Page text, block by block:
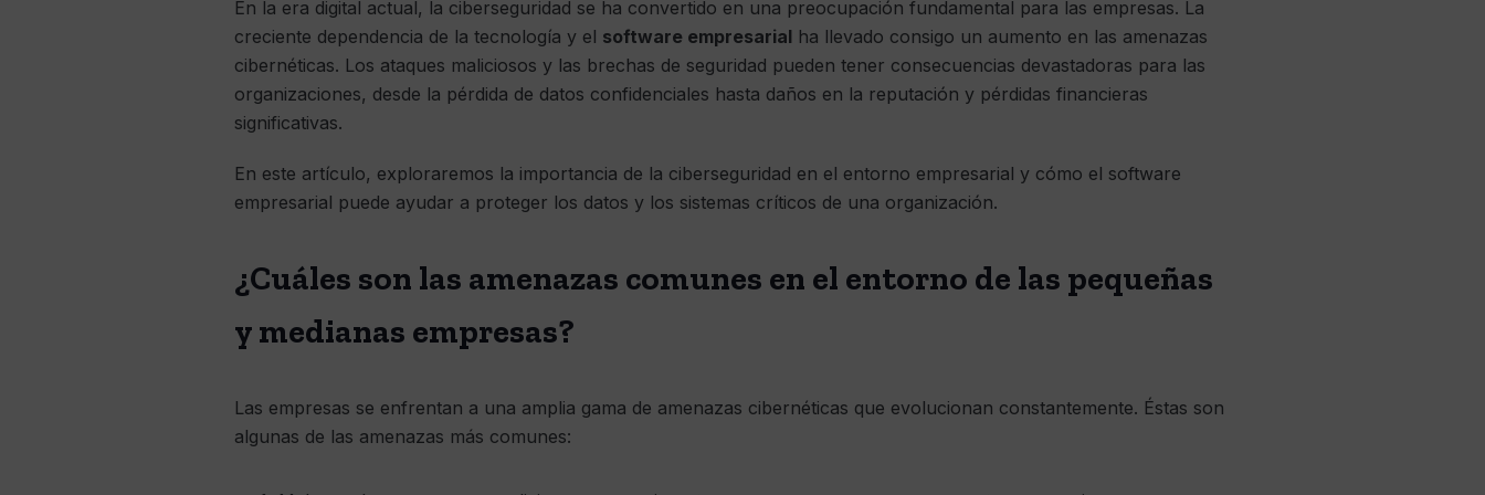
En la era digital actual, la ciberseguridad se ha convertido en una preocupación fundamental para las empresas. La
creciente dependencia de la tecnología y el software empresarial ha llevado consigo un aumento en las amenazas
cibernéticas. Los ataques maliciosos y las brechas de seguridad pueden tener consecuencias devastadoras para las
organizaciones, desde la pérdida de datos confidenciales hasta daños en la reputación y pérdidas financieras
significativas.
En este artículo, exploraremos la importancia de la ciberseguridad en el entorno empresarial y cómo el software
empresarial puede ayudar a proteger los datos y los sistemas críticos de una organización.
¿Cuáles son las amenazas comunes en el entorno de las pequeñas
y medianas empresas?
Las empresas se enfrentan a una amplia gama de amenazas cibernéticas que evolucionan constantemente. Éstas son
algunas de las amenazas más comunes: